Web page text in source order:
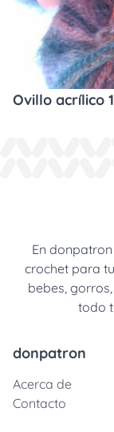
Ovillo acrílico
En
crochet para
bebes,
todo
donpatron
Acerca de
Contacto